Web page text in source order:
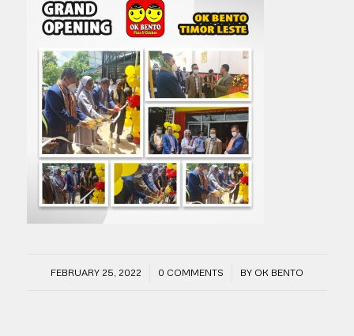
FEBRUARY 25, 2022
/ 0 COMMENTS
/ BY OK BENTO